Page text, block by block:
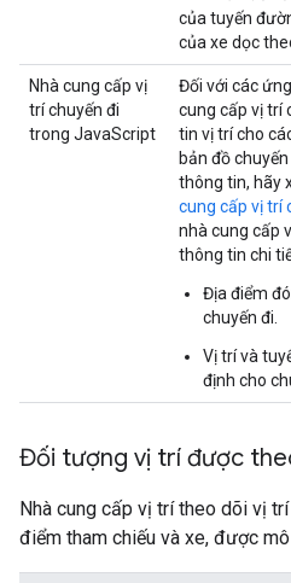
của tuyến
của xe dọc
Nhà cung cấp vị
trí chuyến đi
trong JavaScript
Đối với các
cung cấp vị trí
tin vị trí cho
bản đồ
thông tin, hãy
cung cấp vị trí
nhà cung cấp
thông tin chi
Địa điểm
chuyến đi.
Vị trí và
định cho
Đối tượng vị trí được
Nhà cung cấp vị trí theo dõi vị
điểm tham chiếu và xe, được